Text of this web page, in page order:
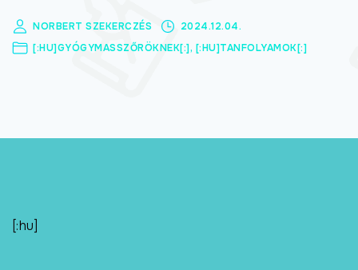
NORBERT SZEKERCZÉS
2024.12.04.
[:HU]GYÓGYMASSZŐRÖKNEK[:] [:HU]TANFOLYAMOK[:]
[:hu]